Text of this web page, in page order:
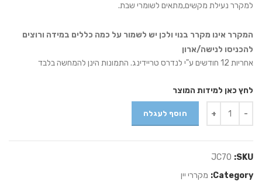
למקרר נעילת מקשים,מתאים לשומרי שבת.
המקרר אינו מקרר בנוי ולכן יש לשמור על כמה כללים במידה ורוצים
להכניסו לנישה/ארון
אחריות 12 חודשים ע"י לנדרס טריידינג. התמונות הינן להמחשה בלבד
לחץ כאן למידות המוצר
הוסף לעגלה
SKU:
JC70
Category: מקררי יין